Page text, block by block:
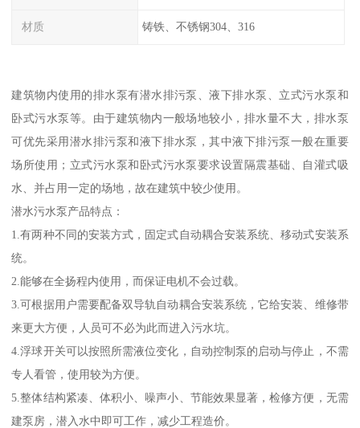
材质 铸铁、不锈钢304、316
建筑物内使用的排水泵有潜水排污泵、液下排水泵、立式污水泵和
卧式污水泵等。由于建筑物内一般场地较小，排水量不大，排水泵
可优先采用潜水排污泵和液下排水泵，其中液下排污泵一般在重要
场所使用；立式污水泵和卧式污水泵要求设置隔震基础、自灌式吸
水、并占用一定的场地，故在建筑中较少使用。
潜水污水泵产品特点：
1.有两种不同的安装方式，固定式自动耦合安装系统、移动式安装系
统。
2.能够在全扬程内使用，而保证电机不会过载。
3.可根据用户需要配备双导轨自动耦合安装系统，它给安装、维修带
来更大方便，人员可不必为此而进入污水坑。
4.浮球开关可以按照所需液位变化，自动控制泵的启动与停止，不需
专人看管，使用较为方便。
5.整体结构紧凑、体积小、噪声小、节能效果显著，检修方便，无需
建泵房，潜入水中即可工作，减少工程造价。